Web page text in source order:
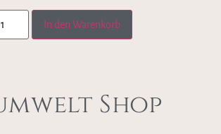
In den Warenkorb
Shop